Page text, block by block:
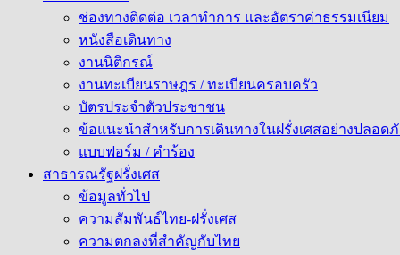
ช่องทางติดต่อ เวลาทำการ และอัตราค่าธรรมเนียม
หนังสือเดินทาง
งานนิติกรณ์
งานทะเบียนราษฎร / ทะเบียนครอบครัว
บัตรประจำตัวประชาชน
ข้อแนะนำสำหรับการเดินทางในฝรั่งเศสอย่างปลอด
แบบฟอร์ม / คำร้อง
สาธารณรัฐฝรั่งเศส
ข้อมูลทั่วไป
ความสัมพันธ์ไทย-ฝรั่งเศส
ความตกลงที่สำคัญกับไทย